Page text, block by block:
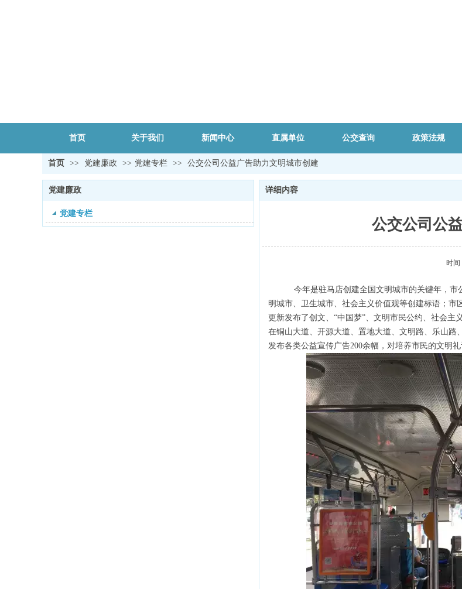
首页 关于我们 新闻中心 直属单位 公交查询 政策法规
首页 >> 党建廉政 >> 党建专栏 >> 公交公司公益广告助力文明城市创建
党建廉政
党建专栏
详细内容
公交公司公
时
今年是驻马店创建全国文明城市的关键年，市
明城市、卫生城市、社会主义价值观等创建标语；
更新发布了创文、“中国梦”、文明市民公约、社会主
在铜山大道、开源大道、置地大道、文明路、乐山
发布各类公益宣传广告200余幅，对培养市民的文明